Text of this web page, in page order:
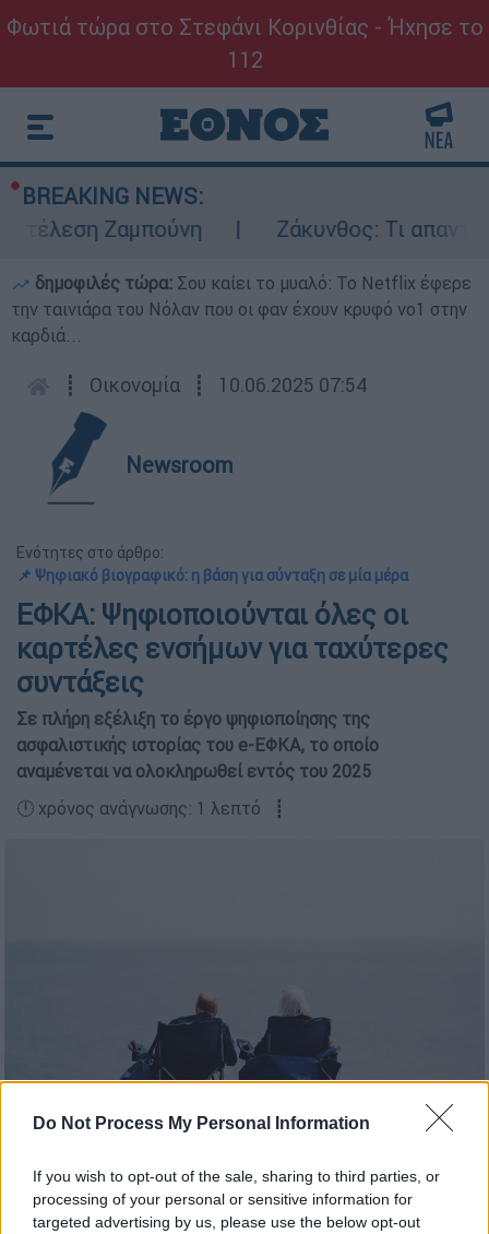
Do Not Process My Personal Information
If you wish to opt-out of the sale, sharing to third parties, or
processing of your personal or sensitive information for
targeted advertising by us, please use the below opt-out
Φωτιά τώρα στο Στεφάνι Κορινθίας - Ήχησε το
112
BREAKING NEWS:
Ζαμπούνη
Ζάκυνθος: Τι απαντά
δημοφιλές τώρα: Σου καίει το μυαλό: Το Netflix έφερε
την ταινιάρα του Νόλαν που οι φαν έχουν κρυφό νο1 στην
καρδιά...
┋ Οικονομία ┋ 10.06.2025 07:54
Newsroom
Ενότητες στο άρθρο:
📌 Ψηφιακό βιογραφικό: η βάση για σύνταξη σε μία μέρα
ΕΦΚΑ: Ψηφιοποιούνται όλες οι
καρτέλες ενσήμων για ταχύτερες
συντάξεις
Σε πλήρη εξέλιξη το έργο ψηφιοποίησης της
ασφαλιστικής ιστορίας του e-ΕΦΚΑ, το οποίο
αναμένεται να ολοκληρωθεί εντός του 2025
🕛 χρόνος ανάγνωσης: 1 λεπτό ┋
Προσθέστε το ΕΘΝΟΣ στη Google